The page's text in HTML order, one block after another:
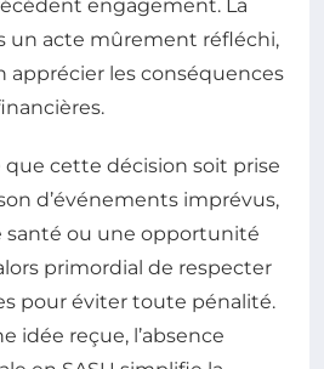
engagement. La
un acte mûrement réfléchi,
apprécier les conséquences
que cette décision soit prise
d’événements imprévus,
ou une opportunité
primordial de respecter
pour éviter toute pénalité.
idée reçue, l’absence